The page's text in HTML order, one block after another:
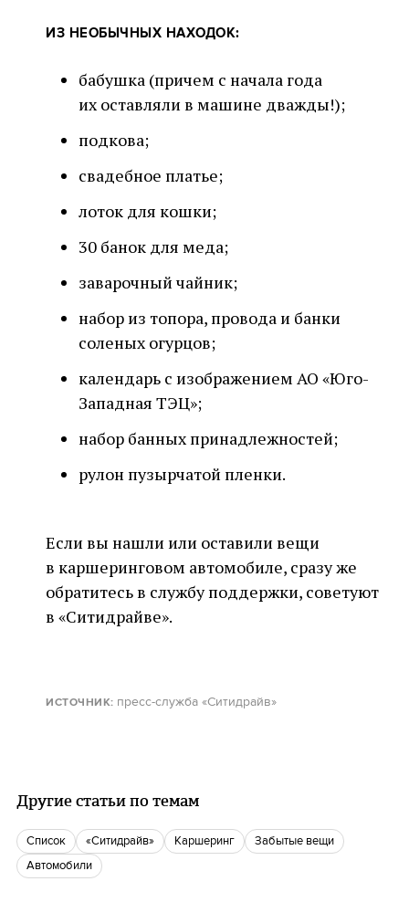
ИЗ НЕОБЫЧНЫХ НАХОДОК:
бабушка (причем с начала года
их оставляли в машине дважды!);
подкова;
свадебное платье;
лоток для кошки;
30 банок для меда;
заварочный чайник;
набор из топора, провода и банки
соленых огурцов;
календарь с изображением АО «Юго-
Западная ТЭЦ»;
набор банных принадлежностей;
рулон пузырчатой пленки.
Если вы нашли или оставили вещи
в каршеринговом автомобиле, сразу же
обратитесь в службу поддержки, советуют
в «Ситидрайве».
ИСТОЧНИК: пресс-служба «Ситидрайв»
Другие статьи по темам
Список «Ситидрайв» Каршеринг
Забытые вещи
автомобили